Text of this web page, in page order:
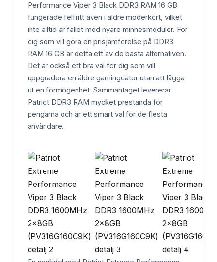
Performance Viper 3 Black DDR3 RAM 16 GB
fungerade felfritt även i äldre moderkort, vilket
inte alltid är fallet med nyare minnesmoduler. För
dig som vill göra en prisjämförelse på DDR3
RAM 16 GB är detta ett av de bästa alternativen.
Det är också ett bra val för dig som vill
uppgradera en äldre gamingdator utan att lägga
ut en förmögenhet. Sammantaget levererar
Patriot DDR3 RAM mycket prestanda för
pengarna och är ett smart val för de flesta
användare.